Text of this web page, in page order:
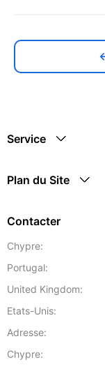
Service
Plan du Site
Contacter
Chypre:
Portugal:
United Kingdom:
Etats-Unis:
Adresse:
Chypre: